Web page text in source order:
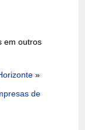
em outros
»
de